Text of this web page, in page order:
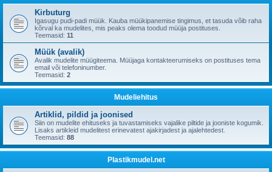
Kirbuturg
Igasugu pudi-padi müük. Kauba müükipanemise tingimus, et tasuda võib raha
kõrval ka mudelites, mis peaks olema toodud müüja postituses.
Teemasid: 11
Müük (avalik)
Avalik mudelite müügiteema. Müüjaga kontakteerumiseks on postituses tema
email või telefoninumber.
Teemasid: 2
Mudeliehitus
Artiklid, pildid ja joonised
Siin on mudelite ehituseks ja tuvastamiseks vajalike piltide ja jooniste kogumik.
Lisaks artikleid mudelitest erinevatest ajakirjadest ja ajalehtedest.
Teemasid: 88
Plastikmudel.net